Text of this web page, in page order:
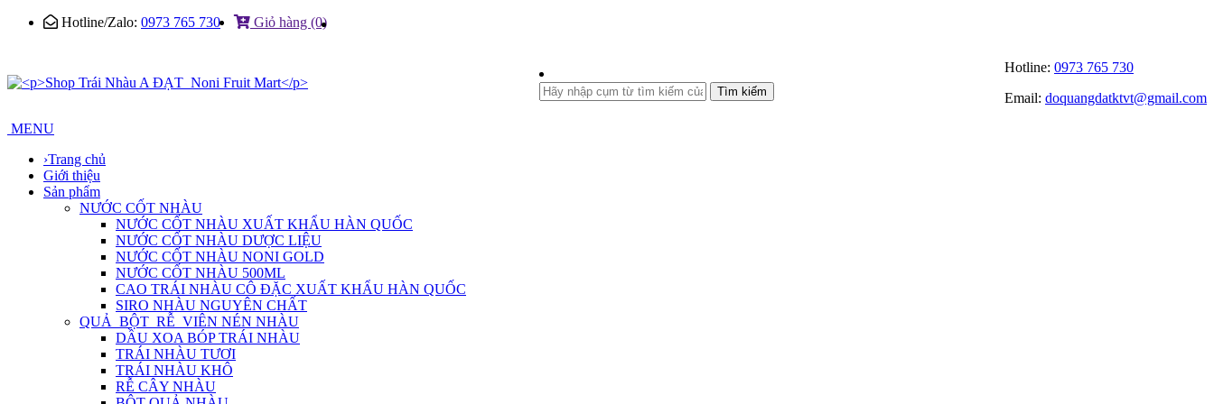
Hotline/Zalo: 0973 765 730 Giỏ hàng (0)
Tìm kiếm
Hotline: 0973 765 730
Email: doquangdatktvt@gmail.com
MENU
›Trang chủ
Giới thiệu
Sản phẩm
NƯỚC CỐT NHÀU
NƯỚC CỐT NHÀU XUẤT KHẨU HÀN QUỐC
NƯỚC CỐT NHÀU DƯỢC LIỆU
NƯỚC CỐT NHÀU NONI GOLD
NƯỚC CỐT NHÀU 500ML
CAO TRÁI NHÀU CÔ ĐẶC XUẤT KHẨU HÀN QUỐC
SIRO NHÀU NGUYÊN CHẤT
QUẢ_BỘT_RỄ_VIÊN NÉN NHÀU
DẦU XOA BÓP TRÁI NHÀU
TRÁI NHÀU TƯƠI
TRÁI NHÀU KHÔ
RỄ CÂY NHÀU